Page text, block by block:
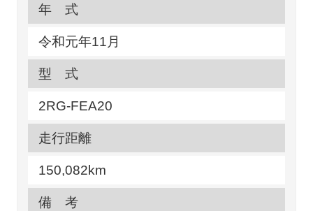
年 式
令和元年11月
型 式
2RG-FEA20
走行距離
150,082km
備 考